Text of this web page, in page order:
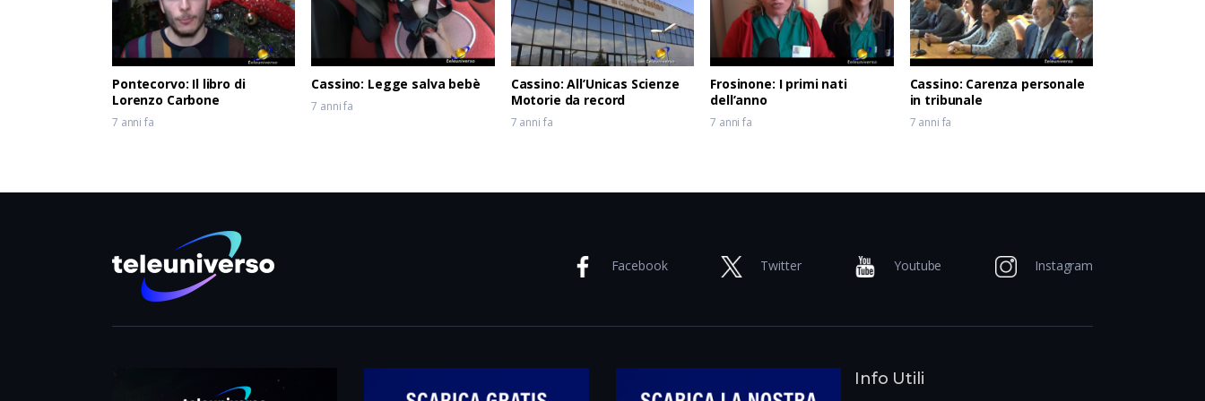
Pontecorvo: Il libro di
Lorenzo Carbone
7 anni fa
Cassino: Legge salva bebè
7 anni fa
Cassino: All’Unicas Scienze
Motorie da record
7 anni fa
Frosinone: I primi nati
dell’anno
7 anni fa
Cassino: Carenza personale
in tribunale
7 anni fa
Facebook Twitter Youtube Instagram
Info Utili